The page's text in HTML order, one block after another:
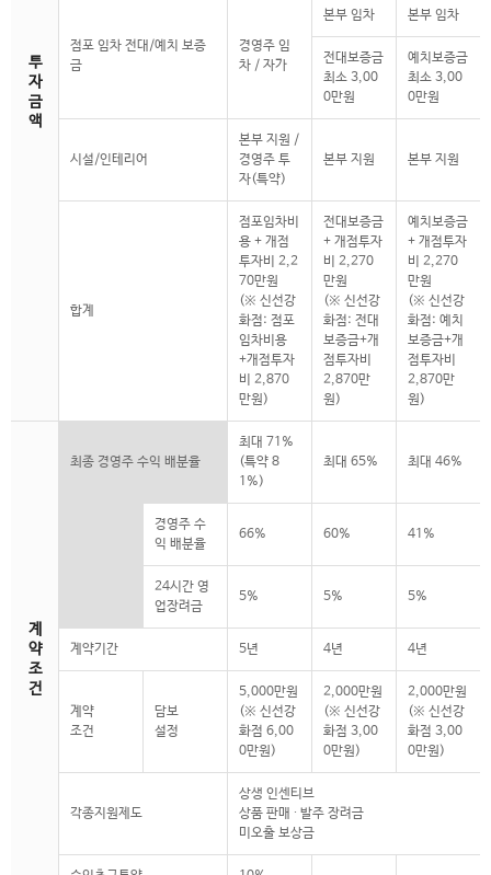
투
자
금
액
점포 임차 전대/예치 보증
금
경영주 임
차 / 자가
본부 임차 본부 임차
전대보증금
최소 3,00
0만원
예치보증금
최소 3,00
0만원
시설/인테리어
본부 지원 /
경영주 투
자(특약)
본부 지원 본부 지원
합계
점포임차비
용 + 개점
투자비 2,2
70만원
(※ 신선강
화점: 점포
임차비용
+개점투자
비 2,870
만원)
전대보증금
+ 개점투자
비 2,270
만원
(※ 신선강
화점: 전대
보증금+개
점투자비
2,870만
원)
예치보증금
+ 개점투자
비 2,270
만원
(※ 신선강
화점: 예치
보증금+개
점투자비
2,870만
원)
계
약
조
건
최종 경영주 수익 배분율
최대 71%
(특약 8
1%)
최대 65% 최대 46%
경영주 수
익 배분율
66% 60% 41%
24시간 영
업장려금
5% 5% 5%
계약기간 5년 4년 4년
계약
조건
담보
설정
5,000만원
(※ 신선강
화점 6,00
0만원)
2,000만원
(※ 신선강
화점 3,00
0만원)
2,000만원
(※ 신선강
화점 3,00
0만원)
각종지원제도
상생 인센티브
상품 판매 ∙ 발주 장려금
미오출 보상금